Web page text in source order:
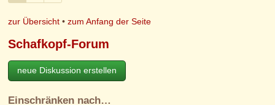
zur Übersicht •zum Anfang der Seite
Schafkopf-Forum
neue Diskussion erstellen
Einschränken nach…